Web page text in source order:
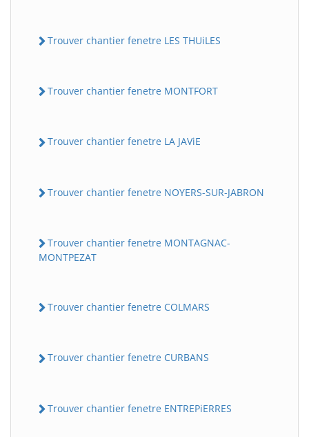
Trouver chantier fenetre LES THUiLES
Trouver chantier fenetre MONTFORT
Trouver chantier fenetre LA JAViE
Trouver chantier fenetre NOYERS-SUR-JABRON
Trouver chantier fenetre MONTAGNAC-
MONTPEZAT
Trouver chantier fenetre COLMARS
Trouver chantier fenetre CURBANS
Trouver chantier fenetre ENTREPiERRES